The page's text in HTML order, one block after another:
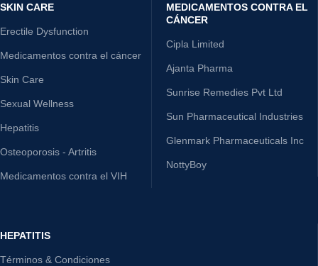
SKIN CARE
Erectile Dysfunction
Medicamentos contra el cáncer
Skin Care
Sexual Wellness
Hepatitis
Osteoporosis - Artritis
Medicamentos contra el VIH
MEDICAMENTOS CONTRA EL
CÁNCER
Cipla Limited
Ajanta Pharma
Sunrise Remedies Pvt Ltd
Sun Pharmaceutical Industries
Glenmark Pharmaceuticals Inc
NottyBoy
HEPATITIS
Términos & Condiciones